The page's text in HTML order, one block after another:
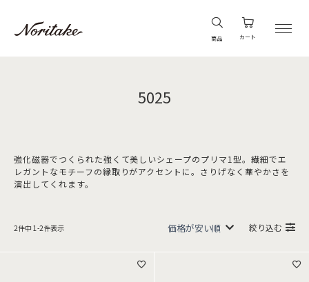
商品 カート
5025
強化磁器でつくられた強くて美しいシェープのプリマ1型。繊細でエ
レガントなモチーフの縁取りがアクセントに。さりげなく華やかさを
演出してくれます。
2件中 1 -2件表示 絞り込む